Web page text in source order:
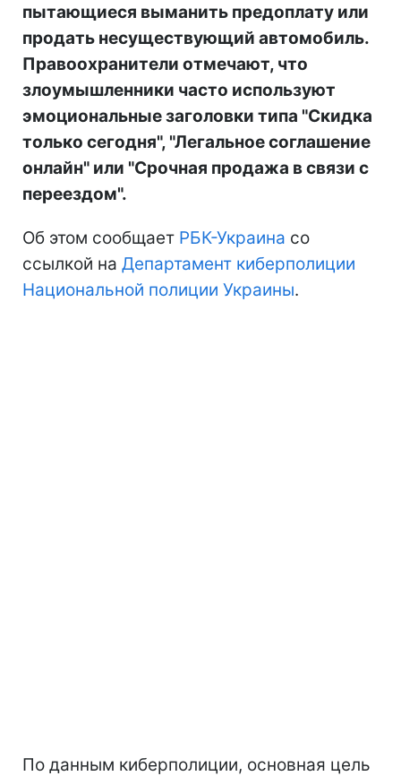
пытающиеся выманить предоплату или
продать несуществующий автомобиль.
Правоохранители отмечают, что
злоумышленники часто используют
эмоциональные заголовки типа "Скидка
только сегодня", "Легальное соглашение
онлайн" или "Срочная продажа в связи с
переездом".
Об этом сообщает РБК-Украина со
ссылкой на Департамент киберполиции
Национальной полиции Украины.
По данным киберполиции, основная цель